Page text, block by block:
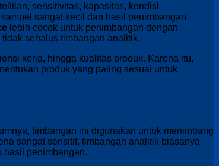
sensitivitas, kapasitas, kondisi
sangat kecil dan hasil penimbangan
lebih cocok untuk penimbangan dengan
sehalus timbangan analitik.
kerja, hingga kualitas produk. Karena itu,
produk yang paling sesuai untuk
timbangan ini digunakan untuk menimbang
sangat sensitif, timbangan analitik biasanya
hasil penimbangan.